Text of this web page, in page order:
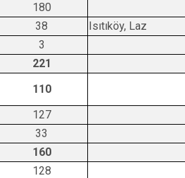
180
38
Isıtıköy, Laz
3
221
110
127
33
160
128